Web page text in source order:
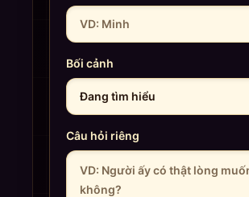
Bối cảnh
Câu hỏi riêng